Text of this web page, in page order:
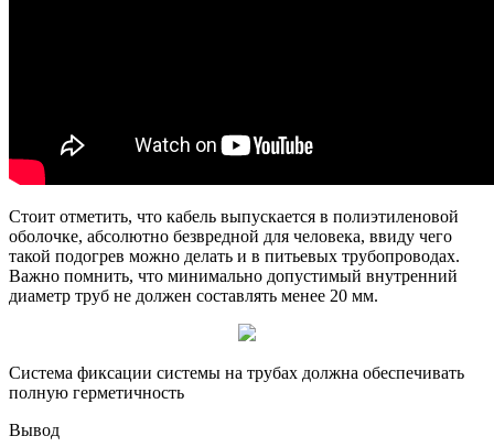
Стоит отметить, что кабель выпускается в полиэтиленовой
оболочке, абсолютно безвредной для человека, ввиду чего
такой подогрев можно делать и в питьевых трубопроводах.
Важно помнить, что минимально допустимый внутренний
диаметр труб не должен составлять менее 20 мм.
Система фиксации системы на трубах должна обеспечивать
полную герметичность
Вывод